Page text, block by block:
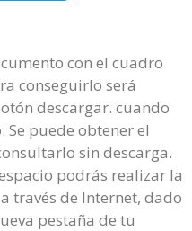
con el cuadro
conseguirlo será
descargar. cuando
Se puede obtener el
sin descarga.
podrás realizar la
través de Internet, dado
pestaña de tu